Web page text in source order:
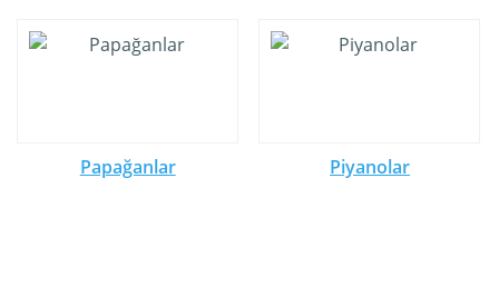
Papağanlar Piyanolar